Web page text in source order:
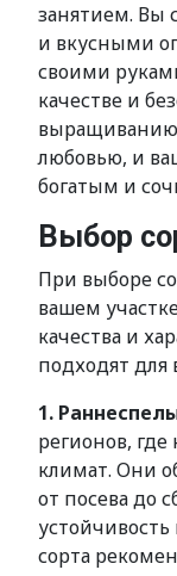
занятием. Вы
и вкусными
своими
качестве и
выращиванию
любовью, и
богатым и
Выбор
При выборе
вашем
качества и
подходят для
1.
регионов,
климат. Они
от посева до
сорта